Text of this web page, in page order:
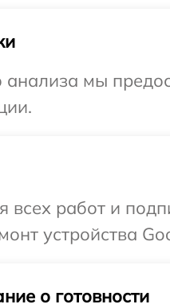
анализа мы
всех работ и
устройства
о готовности